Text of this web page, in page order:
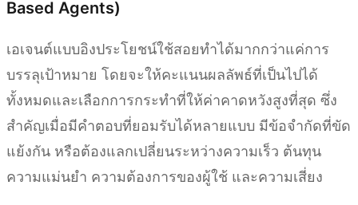
Based Agents)
เอเจนต์แบบอิงประโยชน์ใช้สอยทำได้มากกว่าแค่การ
บรรลุเป้าหมาย โดยจะให้คะแนนผลลัพธ์ที่เป็นไปได้
ทั้งหมดและเลือกการกระทำที่ให้ค่าคาดหวังสูงที่สุด ซึ่ง
สำคัญเมื่อมีคำตอบที่ยอมรับได้หลายแบบ มีข้อจำกัดที่ขัด
แย้งกัน หรือต้องแลกเปลี่ยนระหว่างความเร็ว ต้นทุน
ความแม่นยำ ความต้องการของผู้ใช้ และความเสี่ยง